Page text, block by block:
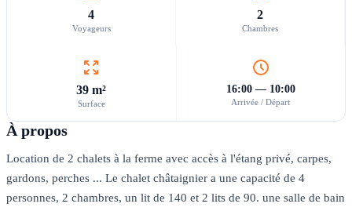
4
Voyageurs
2
Chambres
39 m²
Surface
16:00 — 10:00
Arrivée / Départ
À propos
Location de 2 chalets à la ferme avec accès à l'étang privé, carpes,
gardons, perches ... Le chalet châtaignier a une capacité de 4
personnes, 2 chambres, un lit de 140 et 2 lits de 90. une salle de bain